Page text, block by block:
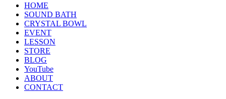
HOME
SOUND BATH
CRYSTAL BOWL
EVENT
LESSON
STORE
BLOG
YouTube
ABOUT
CONTACT